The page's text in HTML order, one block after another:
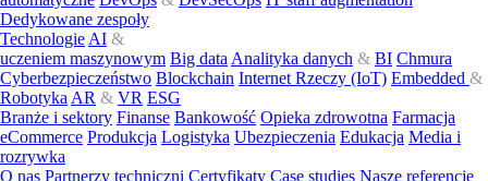
Dedykowane zespoły
Technologie AI &
uczeniem maszynowym Big data Analityka danych & BI Chmura
Cyberbezpieczeństwo Blockchain Internet Rzeczy (IoT) Embedded &
Robotyka AR & VR ESG
Branże i sektory Finanse Bankowość Opieka zdrowotna Farmacja
eCommerce Produkcja Logistyka Ubezpieczenia Edukacja Media i
rozrywka
O nas Partnerzy techniczni Certyfikaty Case studies Nasze referencje